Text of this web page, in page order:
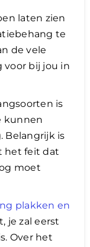
laten zien
te
de vele
voor bij jou in
is
kunnen
Belangrijk is
het feit dat
moet
plakken en
je zal eerst
Over het